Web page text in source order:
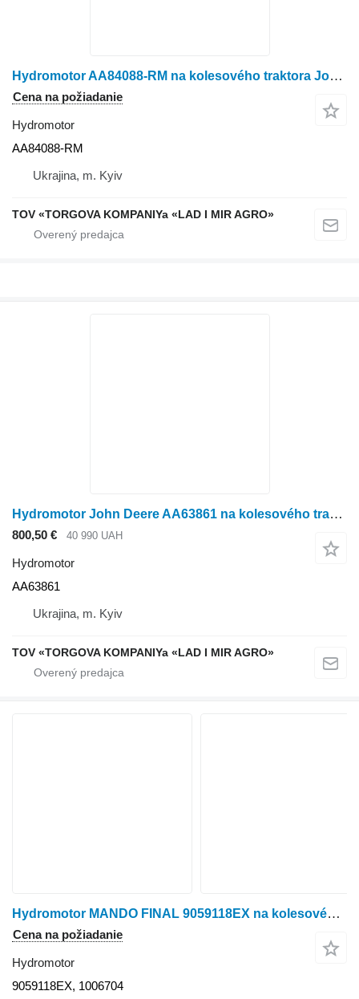
Hydromotor AA84088-RM na kolesového traktora John Deere 1035
Cena na požiadanie
Hydromotor
AA84088-RM
Ukrajina, m. Kyiv
TOV «TORGOVA KOMPANIYa «LAD I MIR AGRO»
Hydromotor John Deere AA63861 na kolesového traktora John Deere
800,50 € 40 990 UAH
Hydromotor
AA63861
Ukrajina, m. Kyiv
TOV «TORGOVA KOMPANIYa «LAD I MIR AGRO»
Hydromotor MANDO FINAL 9059118EX na kolesového traktora John Deere 790
Cena na požiadanie
Hydromotor
9059118EX, 1006704